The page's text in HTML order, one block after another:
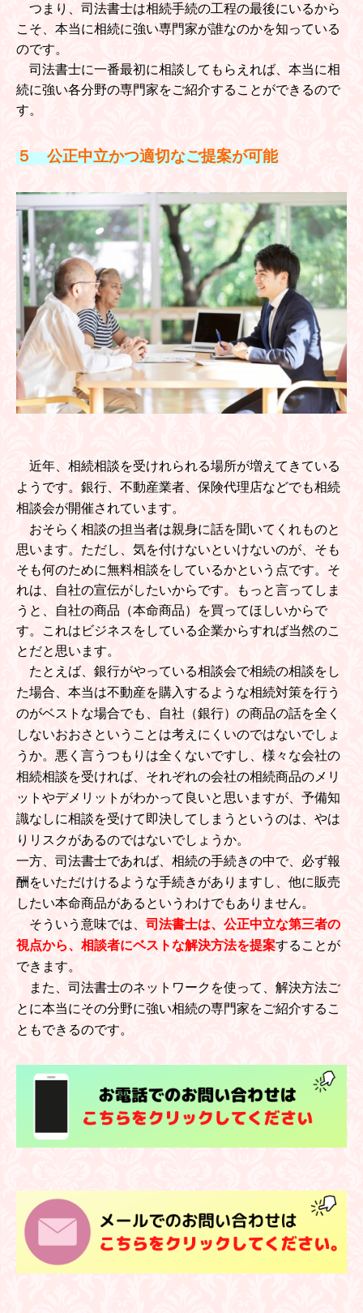
つまり、司法書士は相続手続の工程の最後にいるから
こそ、本当に相続に強い専門家が誰なのかを知っている
のです。
司法書士に一番最初に相談してもらえれば、本当に相
続に強い各分野の専門家をご紹介することができるので
す。
５ 公正中立かつ適切なご提案が可能
近年、相続相談を受けれられる場所が増えてきている
ようです。銀行、不動産業者、保険代理店などでも相続
相談会が開催されています。
おそらく相談の担当者は親身に話を聞いてくれものと
思います。ただし、気を付けないといけないのが、そも
そも何のために無料相談をしているかという点です。そ
れは、自社の宣伝がしたいからです。もっと言ってしま
うと、自社の商品（本命商品）を買ってほしいからで
す。これはビジネスをしている企業からすれば当然のこ
とだと思います。
たとえば、銀行がやっている相談会で相続の相談をし
た場合、本当は不動産を購入するような相続対策を行う
のがベストな場合でも、自社（銀行）の商品の話を全く
しないおおさということは考えにくいのではないでしょ
うか。 悪く言うつもりは全くないですし、様々な会社の
相続相談を受ければ、それぞれの会社の相続商品のメリ
ットやデメリットがわかって良いと思いますが、予備知
識なしに相談を受けて即決してしまうというのは、やは
りリスクがあるのではないでしょうか。
一方、司法書士であれば、相続の手続きの中で、必ず報
酬をいただけけるような手続きがありますし、他に販売
したい本命商品があるというわけでもありません。
そういう意味では、 司法書士は、公正中立な第三者の
視点から、相談者にベストな解決方法を提案することが
できます。
また、司法書士のネットワークを使って、解決方法ご
とに本当にその分野に強い相続の専門家をご紹介するこ
ともできるのです。